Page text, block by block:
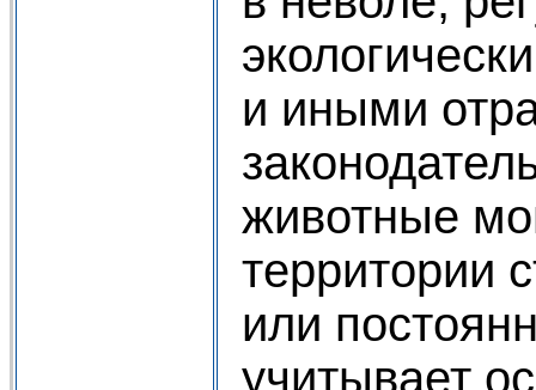
и иными
животные
территории
или
учитывает